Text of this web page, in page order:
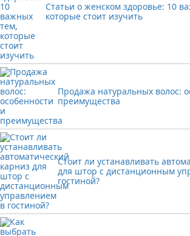
Статьи о женском здоровье: 10
которые стоит изучить
Продажа натуральных волос:
преимущества
Стоит ли устанавливать
для штор с дистанционным
гостиной?